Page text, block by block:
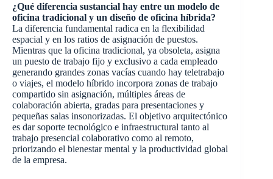
¿Qué diferencia sustancial hay entre un modelo de
oficina tradicional y un diseño de oficina híbrida?
La diferencia fundamental radica en la flexibilidad
espacial y en los ratios de asignación de puestos.
Mientras que la oficina tradicional, ya obsoleta, asigna
un puesto de trabajo fijo y exclusivo a cada empleado
generando grandes zonas vacías cuando hay teletrabajo
o viajes, el modelo híbrido incorpora zonas de trabajo
compartido sin asignación, múltiples áreas de
colaboración abierta, gradas para presentaciones y
pequeñas salas insonorizadas. El objetivo arquitectónico
es dar soporte tecnológico e infraestructural tanto al
trabajo presencial colaborativo como al remoto,
priorizando el bienestar mental y la productividad global
de la empresa.